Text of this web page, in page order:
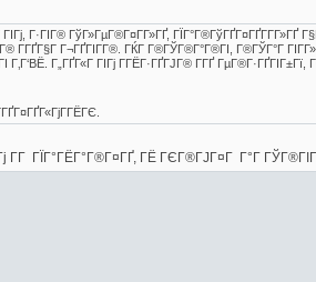
ГІГј, Г·ГІГ® ГўГ»ГµГ®Г¤Г­Г»ГҐ,
Г­ГҐГ§Г Г¬ГҐГІГ­Г®. ГЌГ Г®ГЎГ®Г°Г®ГІ, Г®ГЎГ°Г
Г‚Г‘ВЁ. Г„ГҐГ«Г ГІГј Г­ГЁГ·ГҐГЈГ® Г­ГҐ
ГЇГ°ГЁГ°Г®Г¤ГҐ, ГЁ ГЄГ®ГЈГ¤Г Г°Г